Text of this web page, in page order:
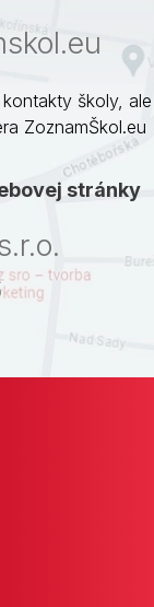
školy,
ZoznamŠkol.eu
stránky